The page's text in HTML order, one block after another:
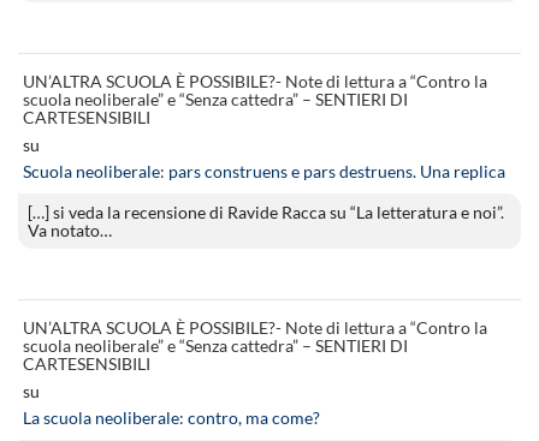
UN’ALTRA SCUOLA È POSSIBILE?- Note di lettura a “Contro la
scuola neoliberale” e “Senza cattedra” – SENTIERI DI
CARTESENSIBILI
su
Scuola neoliberale: pars construens e pars destruens. Una replica
[…] si veda la recensione di Ravide Racca su “La letteratura e noi”.
Va notato…
UN’ALTRA SCUOLA È POSSIBILE?- Note di lettura a “Contro la
scuola neoliberale” e “Senza cattedra” – SENTIERI DI
CARTESENSIBILI
su
La scuola neoliberale: contro, ma come?